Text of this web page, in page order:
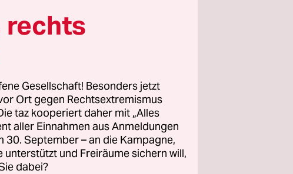
teilen
dem Plan der
Uran
wieder von
der
Nordosten
rechts
Gesellschaft! Besonders jetzt
Ort gegen Rechtsextremismus
taz kooperiert daher mit „Alles
aller Einnahmen aus Anmeldungen
30. September – an die Kampagne,
und Freiräume sichern will,
dabei?